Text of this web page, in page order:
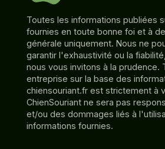
Toutes les informations publiées
fournies en toute bonne foi et à
générale uniquement. Nous ne
garantir l'exhaustivité ou la
nous vous invitons à la prudence.
entreprise sur la base des
chiensouriant.fr est strictement à
ChienSouriant ne sera pas
et/ou des dommages liés à
informations fournies.